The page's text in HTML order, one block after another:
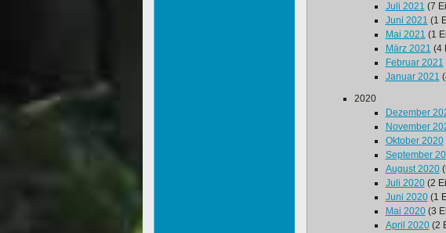
Juli 2021 (7
Juni 2021 (1
Mai 2021 (1
März 2021 (4
Februar 2021
Januar 2021
2020
Dezember
November
Oktober 2020
September
August 2020
Juli 2020(2
Juni 2020(1
Mai 2020(3
April 2020(2